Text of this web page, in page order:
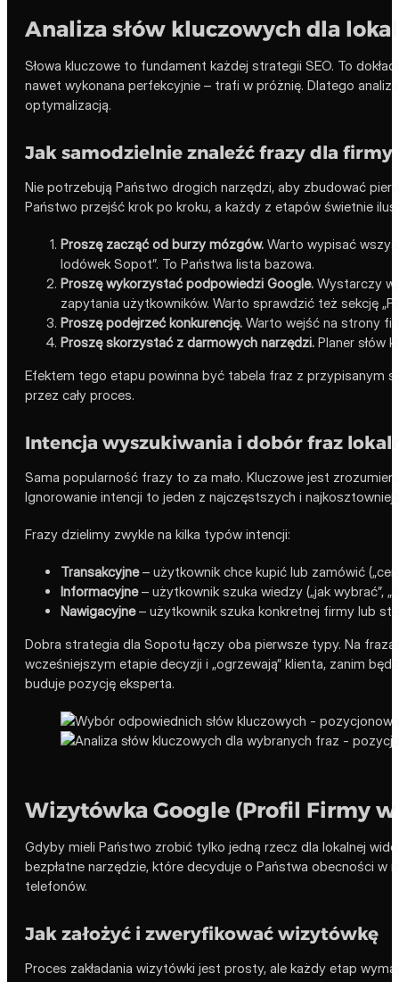
Analiza słów kluczowych dla
Słowa kluczowe to fundament każdej strategii SEO. To
nawet wykonana perfekcyjnie – trafi w próżnię. Dlatego
optymalizacją.
Jak samodzielnie znaleźć frazy dla firmy
Nie potrzebują Państwo drogich narzędzi, aby zbudować
Państwo przejść krok po kroku, a każdy z etapów świetnie
Proszę zacząć od burzy mózgów. Warto wypisać
lodówek Sopot”. To Państwa lista bazowa.
Proszę wykorzystać podpowiedzi Google. Wystarczy
zapytania użytkowników. Warto sprawdzić też sekcję
Proszę podejrzeć konkurencję. Warto wejść na strony
Proszę skorzystać z darmowych narzędzi. Planer słów
Efektem tego etapu powinna być tabela fraz z przypisanym
przez cały proces.
Intencja wyszukiwania i dobór fraz
Sama popularność frazy to za mało. Kluczowe jest
Ignorowanie intencji to jeden z najczęstszych i
Frazy dzielimy zwykle na kilka typów intencji:
Transakcyjne– użytkownik chce kupić lub zamówić
Informacyjne– użytkownik szuka wiedzy („jak wybrać”,
Nawigacyjne– użytkownik szuka konkretnej firmy lub
Dobra strategia dla Sopotu łączy oba pierwsze typy. Na
wcześniejszym etapie decyzji i „ogrzewają” klienta, zanim
buduje pozycję eksperta.
Wizytówka Google (Profil Firmy
Gdyby mieli Państwo zrobić tylko jedną rzecz dla lokalnej
bezpłatne narzędzie, które decyduje o Państwa obecności w
telefonów.
Jak założyć i zweryfikować wizytówkę
Proces zakładania wizytówki jest prosty, ale każdy etap